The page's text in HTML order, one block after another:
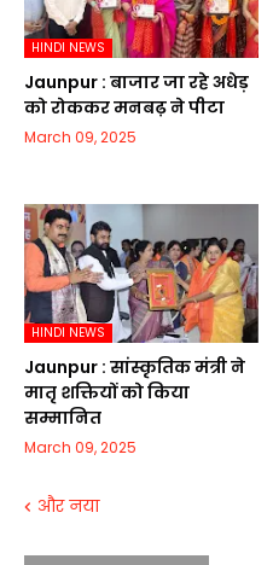
HINDI NEWS
Jaunpur :​ बाजार जा रहे अधेड़
को रोककर मनबढ़ ने पीटा
March 09, 2025
HINDI NEWS
Jaunpur :​ सांस्कृतिक मंत्री ने
मातृ शक्तियों को किया
सम्मानित
March 09, 2025
और नया